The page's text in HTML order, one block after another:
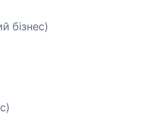
бізнес)